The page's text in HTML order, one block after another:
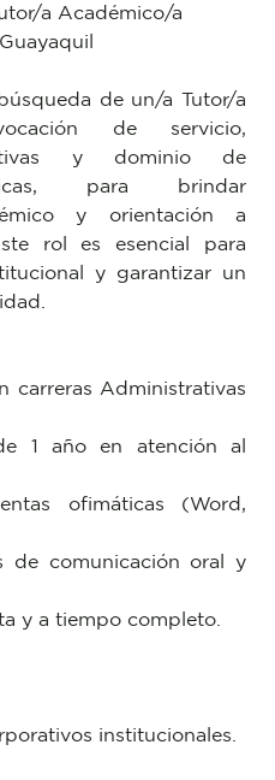
a Académico/a
Guayaquil
de un/a Tutor/a
de servicio,
y dominio de
para brindar
y orientación a
rol es esencial para
y garantizar un
carreras Administrativas
1 año en atención al
ofimáticas (Word,
de comunicación oral y
y a tiempo completo.
institucionales.